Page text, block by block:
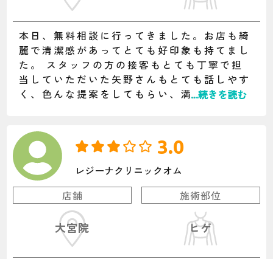
...続きを読む
本日、無料相談に行ってきました。お店も綺
麗で清潔感があってとても好印象も持てまし
た。 スタッフの方の接客もとても丁寧で担
当していただいた矢野さんもとても話しやす
く、色んな提案をしてもらい、満足のいくコ
今から初施術が楽しみです。3.0
レジーナクリニックオム
店舗
大宮院
施術部位
ヒゲ